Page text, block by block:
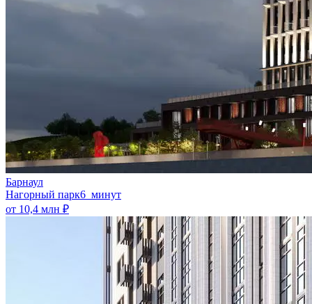
Барнаул
Нагорный парк6 минут
от 10,4 млн ₽